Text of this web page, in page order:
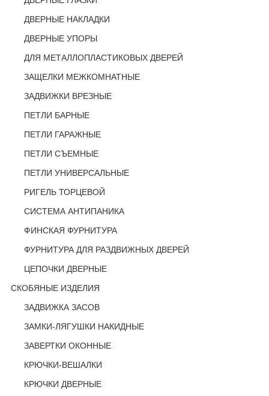
ДВЕРНЫЕ НАКЛАДКИ
ДВЕРНЫЕ УПОРЫ
ДЛЯ МЕТАЛЛОПЛАСТИКОВЫХ ДВЕРЕЙ
ЗАЩЕЛКИ МЕЖКОМНАТНЫЕ
ЗАДВИЖКИ ВРЕЗНЫЕ
ПЕТЛИ БАРНЫЕ
ПЕТЛИ ГАРАЖНЫЕ
ПЕТЛИ СЪЕМНЫЕ
ПЕТЛИ УНИВЕРСАЛЬНЫЕ
РИГЕЛЬ ТОРЦЕВОЙ
СИСТЕМА АНТИПАНИКА
ФИНСКАЯ ФУРНИТУРА
ФУРНИТУРА ДЛЯ РАЗДВИЖНЫХ ДВЕРЕЙ
ЦЕПОЧКИ ДВЕРНЫЕ
СКОБЯНЫЕ ИЗДЕЛИЯ
ЗАДВИЖКА ЗАСОВ
ЗАМКИ-ЛЯГУШКИ НАКИДНЫЕ
ЗАВЕРТКИ ОКОННЫЕ
КРЮЧКИ-ВЕШАЛКИ
КРЮЧКИ ДВЕРНЫЕ